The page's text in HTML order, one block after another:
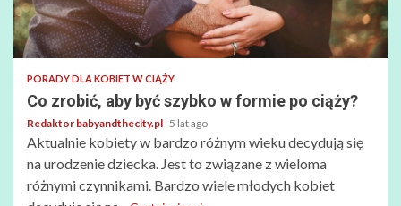
PORADY DLA KOBIET W CIĄŻY
Co zrobić, aby być szybko w formie po ciąży?
Redaktor babyandthecity.pl 5 lat ago
Aktualnie kobiety w bardzo różnym wieku decydują się
na urodzenie dziecka. Jest to związane z wieloma
różnymi czynnikami. Bardzo wiele młodych kobiet